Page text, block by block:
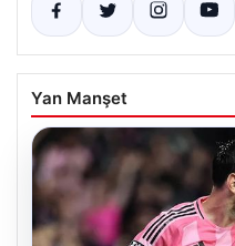
Yan Manşet